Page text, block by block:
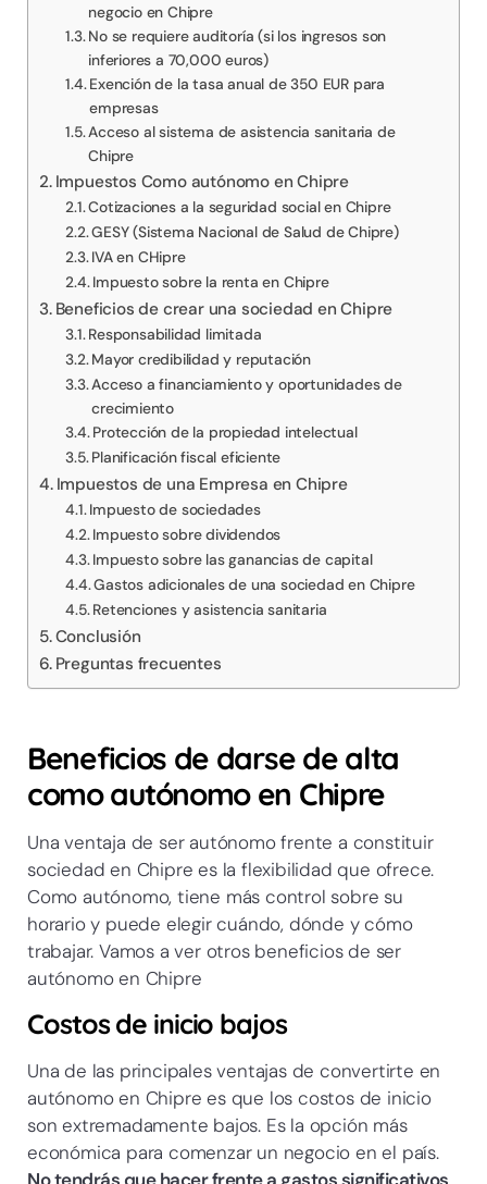
negocio en Chipre
No se requiere auditoría (si los ingresos son
inferiores a 70,000 euros)
Exención de la tasa anual de 350 EUR para
empresas
Acceso al sistema de asistencia sanitaria de
Chipre
Impuestos Como autónomo en Chipre
Cotizaciones a la seguridad social en Chipre
GESY (Sistema Nacional de Salud de Chipre)
IVA en CHipre
Impuesto sobre la renta en Chipre
Beneficios de crear una sociedad en Chipre
Responsabilidad limitada
Mayor credibilidad y reputación
Acceso a financiamiento y oportunidades de
crecimiento
Protección de la propiedad intelectual
Planificación fiscal eficiente
Impuestos de una Empresa en Chipre
Impuesto de sociedades
Impuesto sobre dividendos
Impuesto sobre las ganancias de capital
Gastos adicionales de una sociedad en Chipre
Retenciones y asistencia sanitaria
Conclusión
Preguntas frecuentes
Beneficios de darse de alta
como autónomo en Chipre
Una ventaja de ser autónomo frente a constituir
sociedad en Chipre es la flexibilidad que ofrece.
Como autónomo, tiene más control sobre su
horario y puede elegir cuándo, dónde y cómo
trabajar. Vamos a ver otros beneficios de ser
autónomo en Chipre
Costos de inicio bajos
Una de las principales ventajas de convertirte en
autónomo en Chipre es que los costos de inicio
son extremadamente bajos. Es la opción más
económica para comenzar un negocio en el país.